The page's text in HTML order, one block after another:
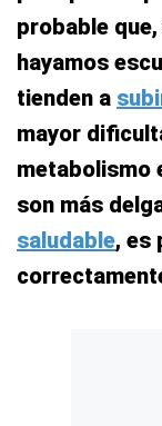
probable
hayamos
tienden a
mayor
metabolismo
son más
saludable, es